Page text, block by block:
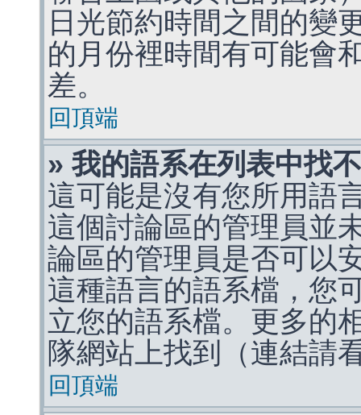
日光節約時間之間的變
的月份裡時間有可能會
差。
回頂端
» 我的語系在列表中找
這可能是沒有您所用語
這個討論區的管理員並
論區的管理員是否可以
這種語言的語系檔，您
立您的語系檔。更多的
隊網站上找到（連結請
回頂端